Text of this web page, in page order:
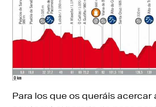
Para los que os queráis acercar